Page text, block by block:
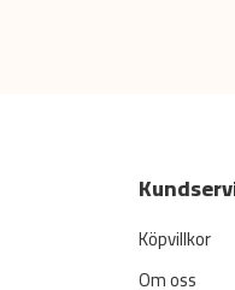
Köpvillkor
Om oss